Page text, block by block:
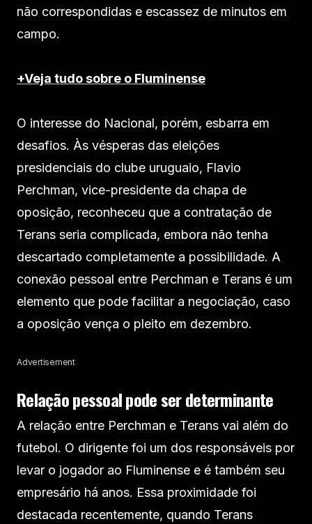
não correspondidas e escassez de minutos em
campo.
+Veja tudo sobre o Fluminense
O interesse do Nacional, porém, esbarra em
desafios. Às vésperas das eleições
presidenciais do clube uruguaio, Flavio
Perchman, vice-presidente da chapa de
oposição, reconheceu que a contratação de
Terans seria complicada, embora não tenha
descartado completamente a possibilidade. A
conexão pessoal entre Perchman e Terans é um
elemento que pode facilitar a negociação, caso
a oposição vença o pleito em dezembro.
Advertisement
Relação pessoal pode ser determinante
A relação entre Perchman e Terans vai além do
futebol. O dirigente foi um dos responsáveis por
levar o jogador ao Fluminense e é também seu
empresário há anos. Essa proximidade foi
destacada recentemente, quando Terans